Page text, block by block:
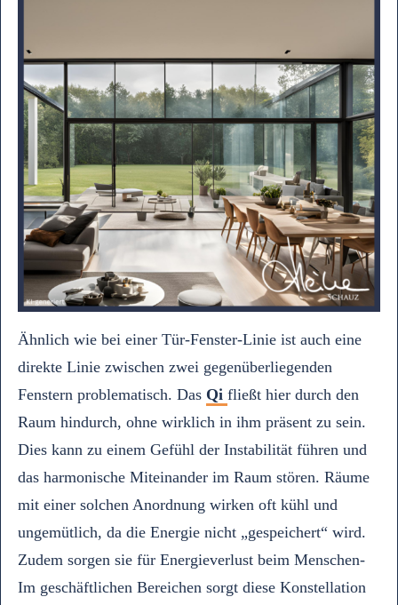
Ähnlich wie bei einer Tür-Fenster-Linie ist auch eine
direkte Linie zwischen zwei gegenüberliegenden
Fenstern problematisch. Das Qi fließt hier durch den
Raum hindurch, ohne wirklich in ihm präsent zu sein.
Dies kann zu einem Gefühl der Instabilität führen und
das harmonische Miteinander im Raum stören. Räume
mit einer solchen Anordnung wirken oft kühl und
ungemütlich, da die Energie nicht „gespeichert“ wird.
Zudem sorgen sie für Energieverlust beim Menschen-
Im geschäftlichen Bereichen sorgt diese Konstellation